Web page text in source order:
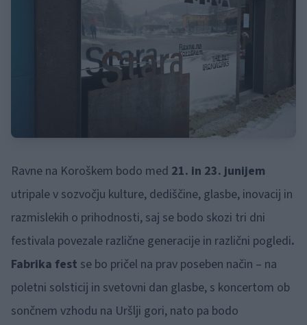
Ravne na Koroškem bodo med 21. in 23. junijem
utripale v sozvočju kulture, dediščine, glasbe, inovacij in
razmislekih o prihodnosti, saj se bodo skozi tri dni
festivala povezale različne generacije in različni pogledi.
Fabrika fest se bo pričel na prav poseben način – na
poletni solsticij in svetovni dan glasbe, s koncertom ob
sončnem vzhodu na Uršlji gori, nato pa bodo